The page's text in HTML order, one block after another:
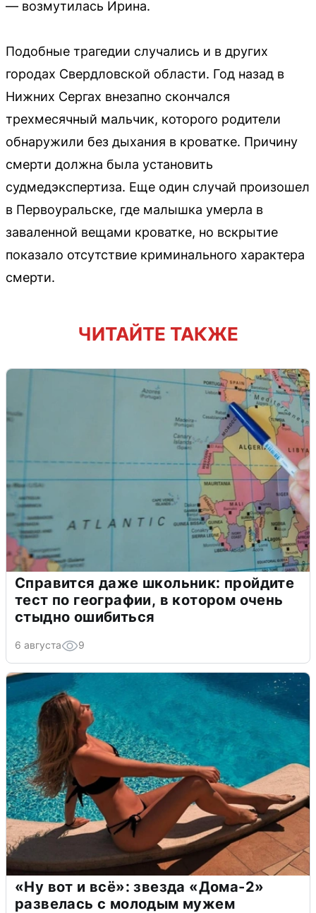
— возмутилась Ирина.
Подобные трагедии случались и в других
городах Свердловской области. Год назад в
Нижних Сергах внезапно скончался
трехмесячный мальчик, которого родители
обнаружили без дыхания в кроватке. Причину
смерти должна была установить
судмедэкспертиза. Еще один случай произошел
в Первоуральске, где малышка умерла в
заваленной вещами кроватке, но вскрытие
показало отсутствие криминального характера
смерти.
ЧИТАЙТЕ ТАКЖЕ
Справится даже школьник: пройдите
тест по географии, в котором очень
стыдно ошибиться
6 августа 9
«Ну вот и всё»: звезда «Дома-2»
развелась с молодым мужем